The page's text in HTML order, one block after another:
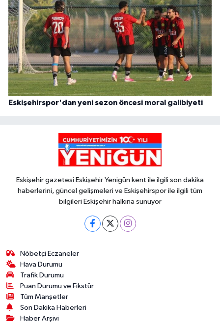
Eskişehirspor'dan yeni sezon öncesi moral galibiyeti
Eskişehir gazetesi Eskişehir Yenigün kent ile ilgili son dakika
haberlerini, güncel gelişmeleri ve Eskişehirspor ile ilgili tüm
bilgileri Eskişehir halkına sunuyor
Nöbetçi Eczaneler
Hava Durumu
Trafik Durumu
Puan Durumu ve Fikstür
Tüm Manşetler
Son Dakika Haberleri
Haber Arşivi